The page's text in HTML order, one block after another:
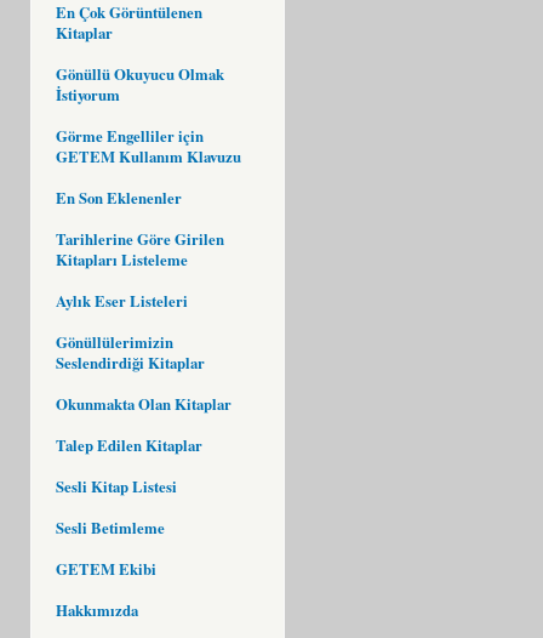
En Çok Görüntülenen
Kitaplar
Gönüllü Okuyucu Olmak
İstiyorum
Görme Engelliler için
GETEM Kullanım Klavuzu
En Son Eklenenler
Tarihlerine Göre Girilen
Kitapları Listeleme
Aylık Eser Listeleri
Gönüllülerimizin
Seslendirdiği Kitaplar
Okunmakta Olan Kitaplar
Talep Edilen Kitaplar
Sesli Kitap Listesi
Sesli Betimleme
GETEM Ekibi
Hakkımızda